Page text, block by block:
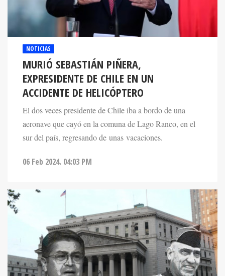
NOTICIAS
MURIÓ SEBASTIÁN PIÑERA,
EXPRESIDENTE DE CHILE EN UN
ACCIDENTE DE HELICÓPTERO
El dos veces presidente de Chile iba a bordo de una
aeronave que cayó en la comuna de Lago Ranco, en el
sur del país, regresando de unas vacaciones.
06 Feb 2024. 04:03 PM